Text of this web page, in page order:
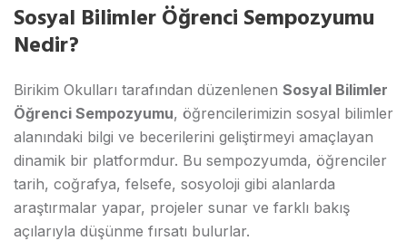
Sosyal Bilimler Öğrenci Sempozyumu
Nedir?
Birikim Okulları tarafından düzenlenen Sosyal Bilimler
Öğrenci Sempozyumu, öğrencilerimizin sosyal bilimler
alanındaki bilgi ve becerilerini geliştirmeyi amaçlayan
dinamik bir platformdur. Bu sempozyumda, öğrenciler
tarih, coğrafya, felsefe, sosyoloji gibi alanlarda
araştırmalar yapar, projeler sunar ve farklı bakış
açılarıyla düşünme fırsatı bulurlar.